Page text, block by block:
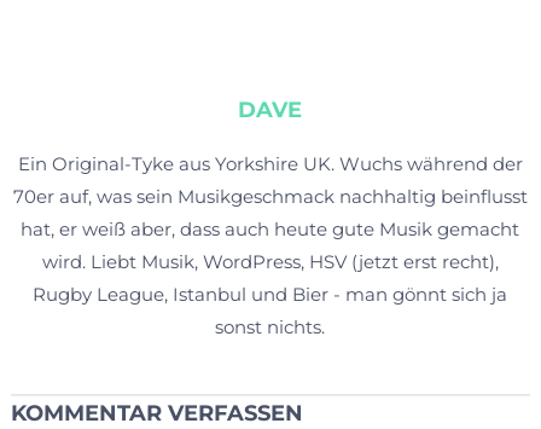
DAVE
Ein Original-Tyke aus Yorkshire UK. Wuchs während der
70er auf, was sein Musikgeschmack nachhaltig beinflusst
hat, er weiß aber, dass auch heute gute Musik gemacht
wird. Liebt Musik, WordPress, HSV (jetzt erst recht),
Rugby League, Istanbul und Bier - man gönnt sich ja
sonst nichts.
KOMMENTAR VERFASSEN